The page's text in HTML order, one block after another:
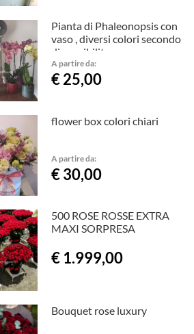
Pianta di Phaleonopsis con
vaso , diversi colori secondo
disponibilita
A partire da:
€ 25,00
flower box colori chiari
A partire da:
€ 30,00
500 ROSE ROSSE EXTRA
MAXI SORPRESA
€ 1.999,00
Bouquet rose luxury